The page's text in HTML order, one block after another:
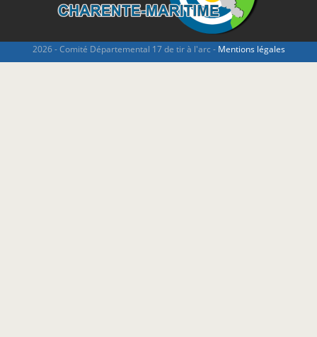
2026 - Comité Départemental 17 de tir à l'arc - Mentions légales